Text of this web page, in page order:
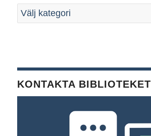
KONTAKTA BIBLIOTEKET